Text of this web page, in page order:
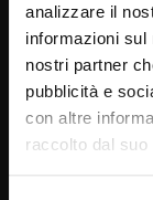
analizzare il
informazioni
nostri partner
pubblicità e
con altre
raccolto dal
136 VIDEOS